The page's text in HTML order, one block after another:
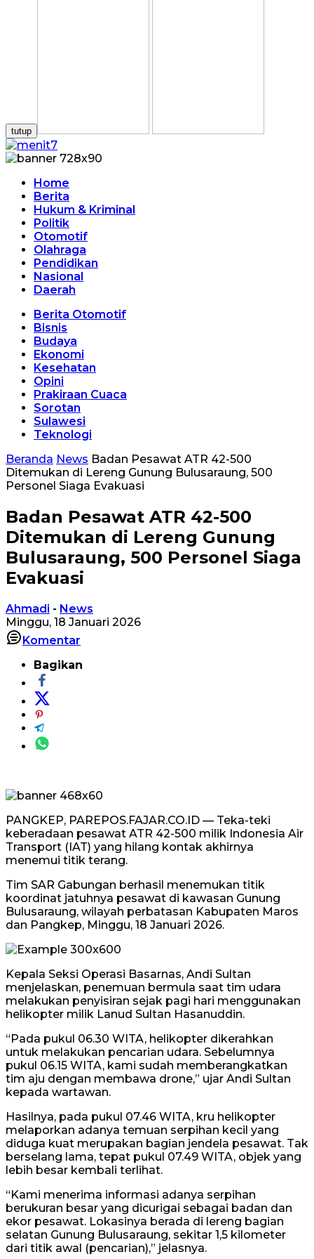
tutup
Home
Berita
Hukum & Kriminal
Politik
Otomotif
Olahraga
Pendidikan
Nasional
Daerah
Berita Otomotif
Bisnis
Budaya
Ekonomi
Kesehatan
Opini
Prakiraan Cuaca
Sorotan
Sulawesi
Teknologi
Beranda News Badan Pesawat ATR 42-500
Ditemukan di Lereng Gunung Bulusaraung, 500
Personel Siaga Evakuasi
Badan Pesawat ATR 42-500
Ditemukan di Lereng Gunung
Bulusaraung, 500 Personel Siaga
Evakuasi
Ahmadi - News
Minggu, 18 Januari 2026
Komentar
Bagikan
PANGKEP, PAREPOS.FAJAR.CO.ID — Teka-teki
keberadaan pesawat ATR 42-500 milik Indonesia Air
Transport (IAT) yang hilang kontak akhirnya
menemui titik terang.
Tim SAR Gabungan berhasil menemukan titik
koordinat jatuhnya pesawat di kawasan Gunung
Bulusaraung, wilayah perbatasan Kabupaten Maros
dan Pangkep, Minggu, 18 Januari 2026.
Kepala Seksi Operasi Basarnas, Andi Sultan
menjelaskan, penemuan bermula saat tim udara
melakukan penyisiran sejak pagi hari menggunakan
helikopter milik Lanud Sultan Hasanuddin.
“Pada pukul 06.30 WITA, helikopter dikerahkan
untuk melakukan pencarian udara. Sebelumnya
pukul 06.15 WITA, kami sudah memberangkatkan
tim aju dengan membawa drone,” ujar Andi Sultan
kepada wartawan.
Hasilnya, pada pukul 07.46 WITA, kru helikopter
melaporkan adanya temuan serpihan kecil yang
diduga kuat merupakan bagian jendela pesawat. Tak
berselang lama, tepat pukul 07.49 WITA, objek yang
lebih besar kembali terlihat.
“Kami menerima informasi adanya serpihan
berukuran besar yang dicurigai sebagai badan dan
ekor pesawat. Lokasinya berada di lereng bagian
selatan Gunung Bulusaraung, sekitar 1,5 kilometer
dari titik awal (pencarian),” jelasnya.